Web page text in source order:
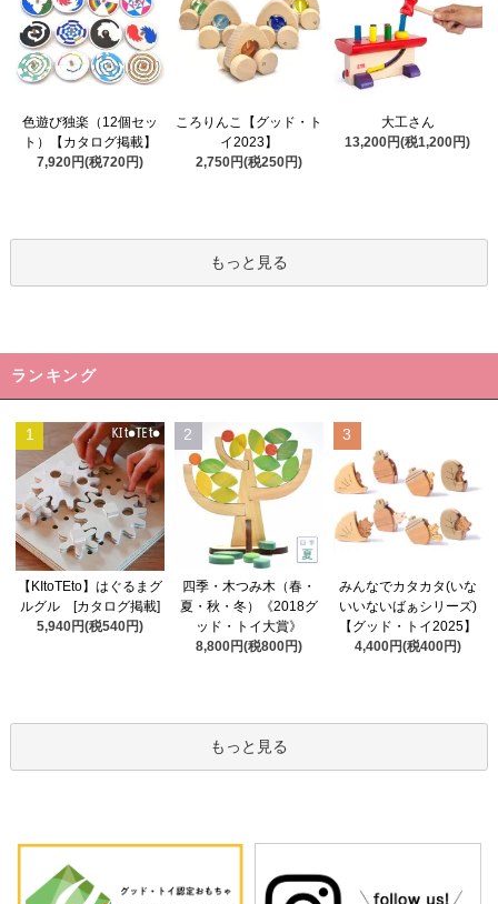
色遊び独楽（12個セッ
ト）【カタログ掲載】
7,920円(税720円)
ころりんこ【グッド・ト
イ2023】
2,750円(税250円)
大工さん
13,200円(税1,200円)
もっと見る
ランキング
1
【KItoTEto】はぐるまグ
ルグル [カタログ掲載]
5,940円(税540円)
2
四季・木つみ木（春・
夏・秋・冬）《2018グ
ッド・トイ大賞》
8,800円(税800円)
3
みんなでカタカタ(いな
いいないばぁシリーズ)
【グッド・トイ2025】
4,400円(税400円)
もっと見る